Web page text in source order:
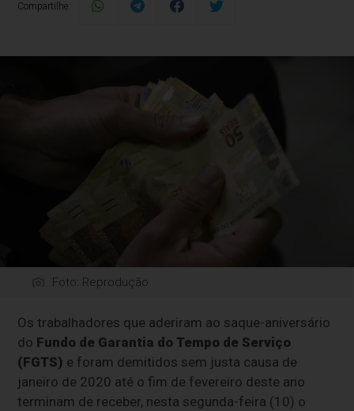
Compartilhe:
Foto: Reprodução
Os trabalhadores que aderiram ao saque-aniversário
do Fundo de Garantia do Tempo de Serviço
(FGTS) e foram demitidos sem justa causa de
janeiro de 2020 até o fim de fevereiro deste ano
terminam de receber, nesta segunda-feira (10) o